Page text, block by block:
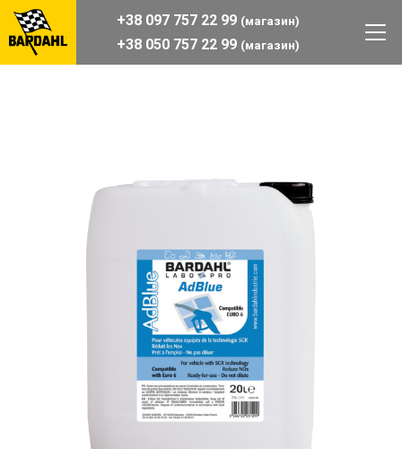
+38 097 757 22 99 (магазин)
+38 050 757 22 99 (магазин)